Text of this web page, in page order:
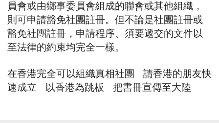
員會或由鄉事委員會組成的聯會或其他組織，
則可申請豁免社團註冊。但不論是社團註冊或
豁免社團註冊，申請程序、須要遞交的文件以
至法律的約束均完全一樣。
在香港完全可以組織真相社團 請香港的朋友快
速成立 以香港為跳板 把書冊宣傳至大陸